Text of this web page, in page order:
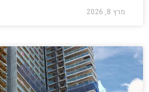
מרץ 8, 2026